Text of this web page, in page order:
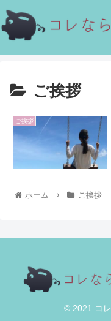
ご挨拶
ご挨拶
ホーム ご挨拶
© 2021 コレ